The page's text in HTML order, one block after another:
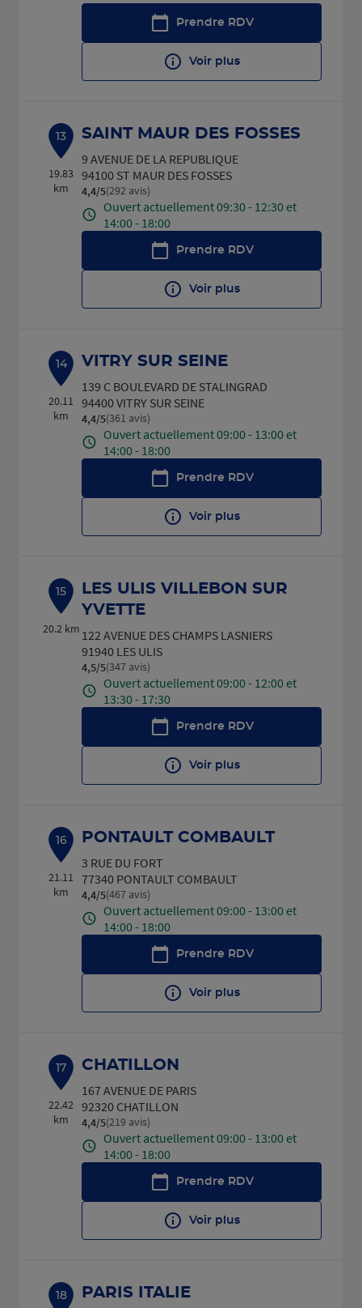
Prendre RDV
Voir plus
13
19.83
km
SAINT MAUR DES FOSSES
9 AVENUE DE LA REPUBLIQUE
94100 ST MAUR DES FOSSES
4,4/5Note de 4.4 sur 5
(292 avis)
Ouvert actuellement 09:30 - 12:30 et
14:00 - 18:00
Prendre RDV
Voir plus
14
20.11
km
VITRY SUR SEINE
139 C BOULEVARD DE STALINGRAD
94400 VITRY SUR SEINE
4,4/5Note de 4.4 sur 5
(361 avis)
Ouvert actuellement 09:00 - 13:00 et
14:00 - 18:00
Prendre RDV
Voir plus
15
20.2 km
LES ULIS VILLEBON SUR
YVETTE
122 AVENUE DES CHAMPS LASNIERS
91940 LES ULIS
4,5/5Note de 4.5 sur 5
(347 avis)
Ouvert actuellement 09:00 - 12:00 et
13:30 - 17:30
Prendre RDV
Voir plus
16
21.11
km
PONTAULT COMBAULT
3 RUE DU FORT
77340 PONTAULT COMBAULT
4,4/5Note de 4.4 sur 5
(467 avis)
Ouvert actuellement 09:00 - 13:00 et
14:00 - 18:00
Prendre RDV
Voir plus
17
22.42
km
CHATILLON
167 AVENUE DE PARIS
92320 CHATILLON
4,4/5Note de 4.4 sur 5
(219 avis)
Ouvert actuellement 09:00 - 13:00 et
14:00 - 18:00
Prendre RDV
Voir plus
18
PARIS ITALIE